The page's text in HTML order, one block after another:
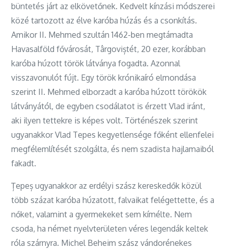
büntetés járt az elkövetőnek. Kedvelt kínzási módszerei
közé tartozott az élve karóba húzás és a csonkítás.
Amikor II. Mehmed szultán 1462-ben megtámadta
Havasalföld fővárosát, Târgoviștét, 20 ezer, korábban
karóba húzott török látványa fogadta. Azonnal
visszavonulót fújt. Egy török krónikaíró elmondása
szerint II. Mehmed elborzadt a karóba húzott törökök
látványától, de egyben csodálatot is érzett Vlad iránt,
aki ilyen tettekre is képes volt. Történészek szerint
ugyanakkor Vlad Tepes kegyetlensége főként ellenfelei
megfélemlítését szolgálta, és nem szadista hajlamaiból
fakadt.
Țepeș ugyanakkor az erdélyi szász kereskedők közül
több százat karóba húzatott, falvaikat felégettette, és a
nőket, valamint a gyermekeket sem kímélte. Nem
csoda, ha német nyelvterületen véres legendák keltek
róla szárnyra. Michel Beheim szász vándorénekes